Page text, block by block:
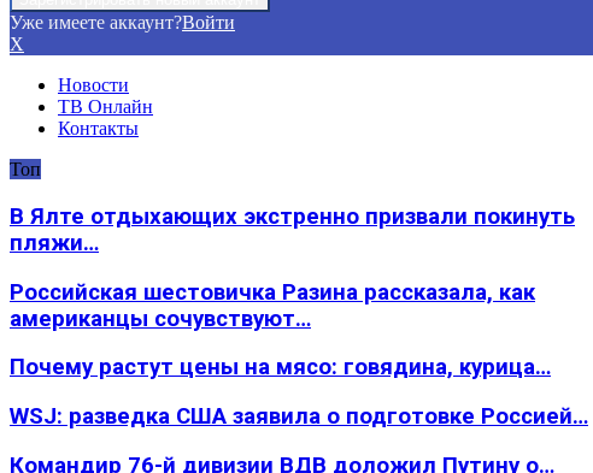
Уже имеете аккаунт?Войти
X
Новости
ТВ Онлайн
Контакты
Топ
В Ялте отдыхающих экстренно призвали покинуть
пляжи…
Российская шестовичка Разина рассказала, как
американцы сочувствуют…
Почему растут цены на мясо: говядина, курица…
WSJ: разведка США заявила о подготовке Россией…
Командир 76-й дивизии ВДВ доложил Путину о…